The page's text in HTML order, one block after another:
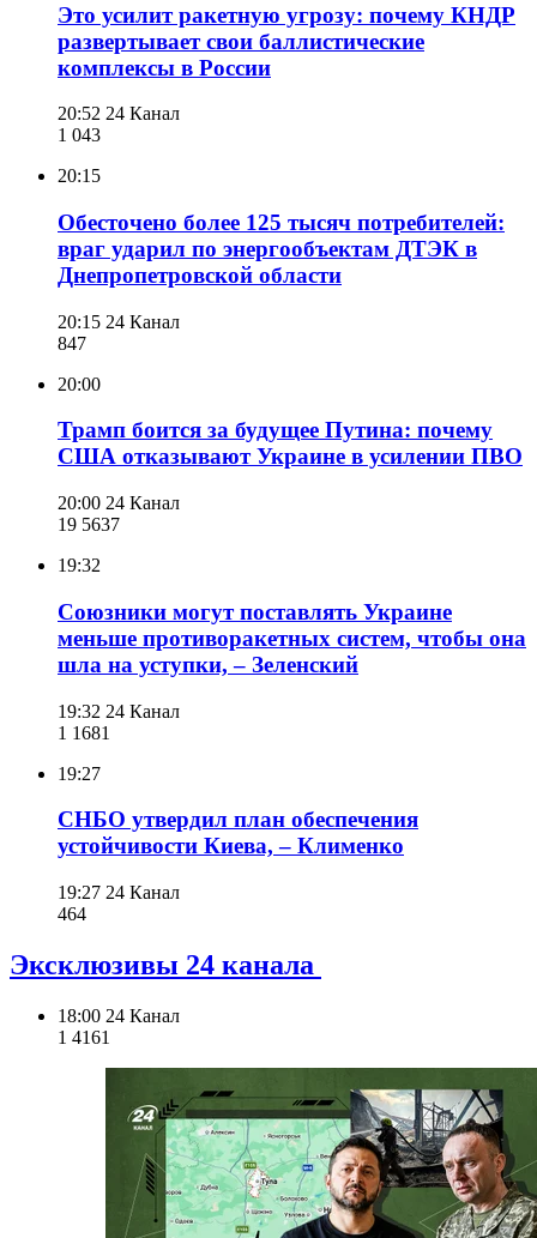
Это усилит ракетную угрозу: почему КНДР
развертывает свои баллистические
комплексы в России
20:52 24 Канал
1 043
20:15
Обесточено более 125 тысяч потребителей:
враг ударил по энергообъектам ДТЭК в
Днепропетровской области
20:15 24 Канал
847
20:00
Трамп боится за будущее Путина: почему
США отказывают Украине в усилении ПВО
20:00 24 Канал
19 5637
19:32
Союзники могут поставлять Украине
меньше противоракетных систем, чтобы она
шла на уступки, – Зеленский
19:32 24 Канал
1 1681
19:27
СНБО утвердил план обеспечения
устойчивости Киева, – Клименко
19:27 24 Канал
464
Эксклюзивы 24 канала
18:00 24 Канал
1 4161